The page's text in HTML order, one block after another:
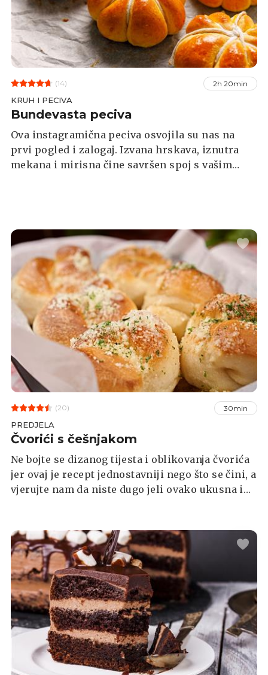
(14) 2h 20min
KRUH I PECIVA
Bundevasta peciva
Ova instagramična peciva osvojila su nas na
prvi pogled i zalogaj. Izvana hrskava, iznutra
mekana i mirisna čine savršen spoj s vašim
(20) 30min
PREDJELA
Čvorići s češnjakom
Ne bojte se dizanog tijesta i oblikovanja čvorića
jer ovaj je recept jednostavniji nego što se čini, a
vjerujte nam da niste dugo jeli ovako ukusna i